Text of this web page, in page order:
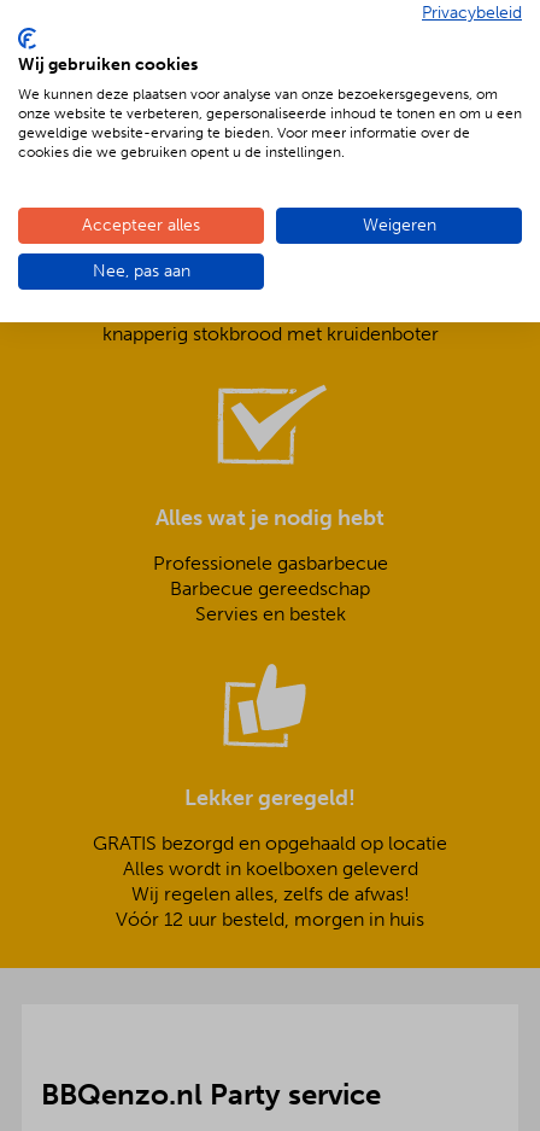
Compleet is ook écht compleet!
Frisse salades,
knapperig stokbrood met kruidenboter
Alles wat je nodig hebt
Professionele gasbarbecue
Barbecue gereedschap
Servies en bestek
Lekker geregeld!
GRATIS bezorgd en opgehaald op locatie
Alles wordt in koelboxen geleverd
Wij regelen alles, zelfs de afwas!
Vóór 12 uur besteld, morgen in huis
BBQenzo.nl Party service
Privacybeleid
Wij gebruiken cookies
We kunnen deze plaatsen voor analyse van onze bezoekersgegevens, om
onze website te verbeteren, gepersonaliseerde inhoud te tonen en om u een
geweldige website-ervaring te bieden. Voor meer informatie over de
cookies die we gebruiken opent u de instellingen.
Accepteer alles Weigeren
Nee, pas aan